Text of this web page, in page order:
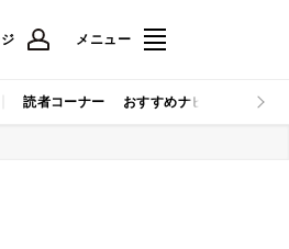
メニュー
読者コーナー おすすめナビ マイナビ